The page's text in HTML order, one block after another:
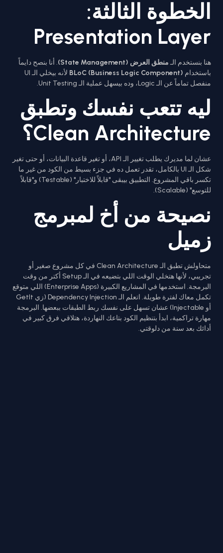
الخطوة الثالثة:
Presentation Layer
هنا بنستخدم الـمنطق العرض (State Management)
. أنا بنصح دايماً
باستخدام BLoC (Business Logic Component)
لأنه بيخلي الـ UI
منفصل تماماً عن الـ Logic، وده بيسهل عملية الـ Unit Testing.
ليه تتعب نفسك وتطبق
Clean Architecture؟
عشان لما مديرك يطلب تغيير الـ API، أو تغير قاعدة البيانات، أو حتى تغير
شكل الـ UI بالكامل، تقدر تعمل ده في جزء بسيط من الكود من غير ما
تكسر باقي المشروع. التطبيق بيبقى "قابلاً للاختبار" (Testable) و"قابلاً
للتوسع" (Scalable).
نصيحة من أخ لمبرمج
زميل
متحاولش تطبق الـ Clean Architecture في كل مشروع صغير أو
تجريبي، لأنها هتخلي الوقت اللي بتضيعه في الـ Setup أكتر من وقت
البرمجة. استخدمها في المشاريع الكبيرة (Enterprise Apps) اللي متوقع
تكمل معاك لفترة طويلة. اتعلم الـ Dependency Injection (زي GetIt
أو Injectable) عشان تسهل على نفسك ربط الطبقات ببعضها. البرمجة
مهارة تراكمية، ابدأ بتنظيم الكود بتاعك النهاردة، هتلاقي فرق كبير في
أدائك بعد سنة من دلوقتي.